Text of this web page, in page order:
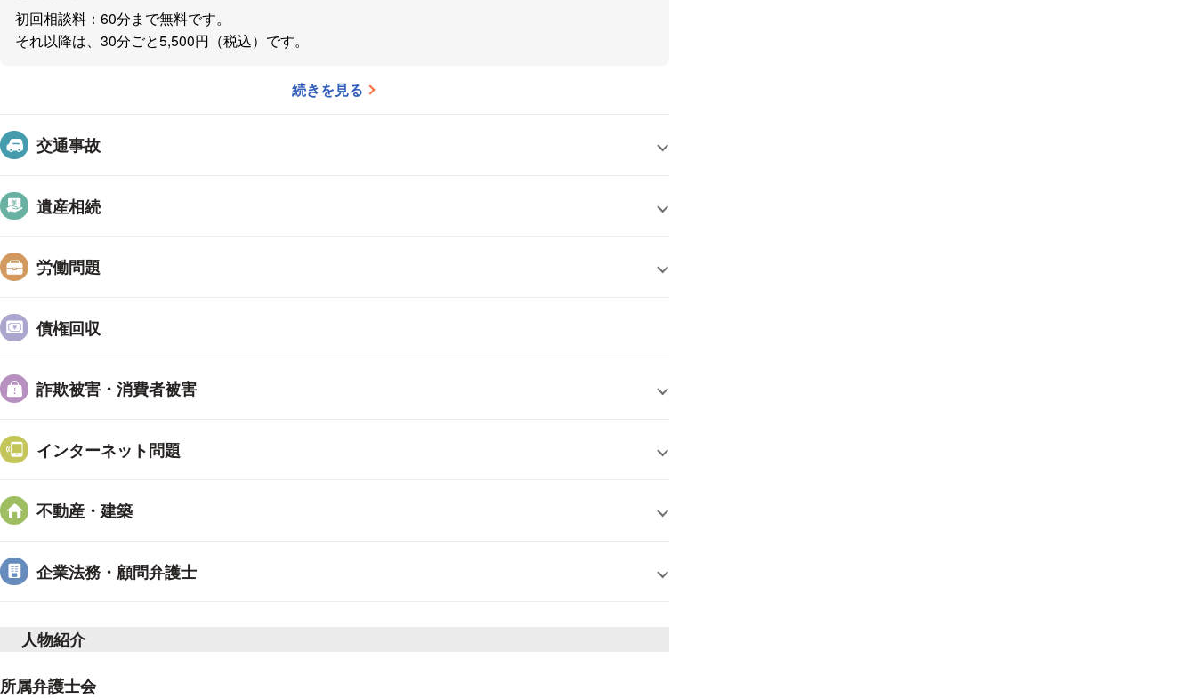
初回相談料：60分まで無料です。
それ以降は、30分ごと5,500円（税込）です。
続きを見る
交通事故
遺産相続
労働問題
債権回収
詐欺被害・消費者被害
インターネット問題
不動産・建築
企業法務・顧問弁護士
人物紹介
所属弁護士会